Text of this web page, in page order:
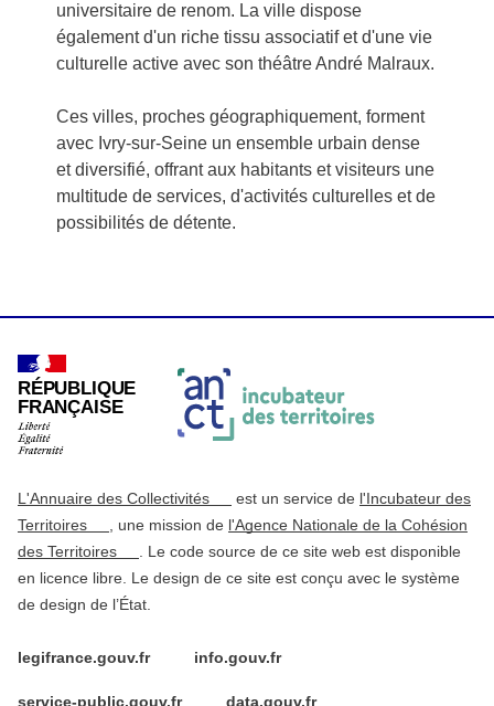
universitaire de renom. La ville dispose
également d'un riche tissu associatif et d'une vie
culturelle active avec son théâtre André Malraux.
Ces villes, proches géographiquement, forment
avec Ivry-sur-Seine un ensemble urbain dense
et diversifié, offrant aux habitants et visiteurs une
multitude de services, d'activités culturelles et de
possibilités de détente.
RÉPUBLIQUE
FRANÇAISE
L'Annuaire des Collectivités est un service de l'Incubateur des
Territoires
, une mission de l'Agence Nationale de la Cohésion
des Territoires
. Le code source de ce site web est disponible
en licence libre. Le design de ce site est conçu avec le système
de design de l’État.
legifrance.gouv.fr info.gouv.fr
service-public.gouv.fr data.gouv.fr